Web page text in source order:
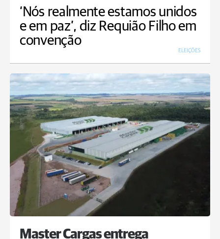
‘Nós realmente estamos unidos
e em paz’, diz Requião Filho em
convenção
ELEIÇÕES
Master Cargas entrega